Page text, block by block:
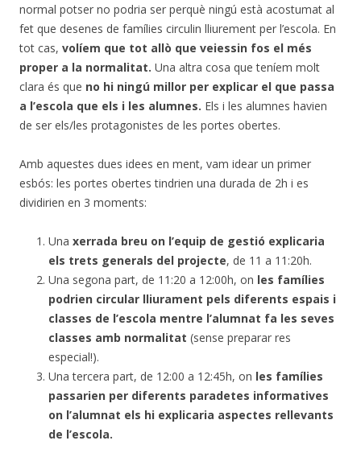
normal potser no podria ser perquè ningú està acostumat al
fet que desenes de famílies circulin lliurement per l’escola. En
tot cas, volíem que tot allò que veiessin fos el més
proper a la normalitat. Una altra cosa que teníem molt
clara és que no hi ningú millor per explicar el que passa
a l’escola que els i les alumnes. Els i les alumnes havien
de ser els/les protagonistes de les portes obertes.
Amb aquestes dues idees en ment, vam idear un primer
esbós: les portes obertes tindrien una durada de 2h i es
dividirien en 3 moments:
Una xerrada breu on l’equip de gestió explicaria
els trets generals del projecte, de 11 a 11:20h.
Una segona part, de 11:20 a 12:00h, on les famílies
podrien circular lliurament pels diferents espais i
classes de l’escola mentre l’alumnat fa les seves
classes amb normalitat (sense preparar res
especial!).
Una tercera part, de 12:00 a 12:45h, on les famílies
passarien per diferents paradetes informatives
on l’alumnat els hi explicaria aspectes rellevants
de l’escola.